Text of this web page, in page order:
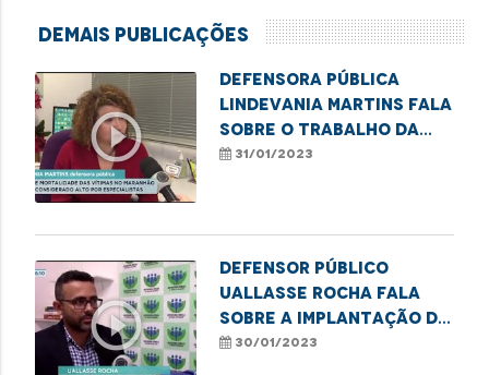
Demais Publicações
play_circle_outline
Defensora pública
Lindevania Martins fala
sobre o trabalho da
instituição em combate
31/01/2023
play_circle_outline
Defensor público
Uallasse Rocha fala
sobre a implantação do
projeto Maranhão
30/01/2023